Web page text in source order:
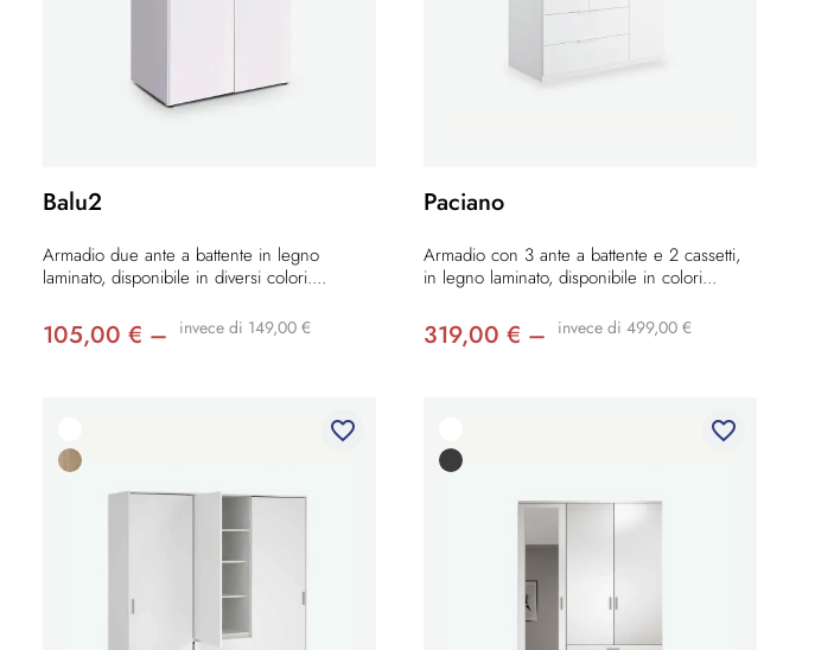
Balu2
Armadio due ante a battente in legno
laminato, disponibile in diversi colori....
105,00 € – invece di 149,00 €
Paciano
Armadio con 3 ante a battente e 2 cassetti,
in legno laminato, disponibile in colori...
319,00 € – invece di 499,00 €
favorite_border favorite_border